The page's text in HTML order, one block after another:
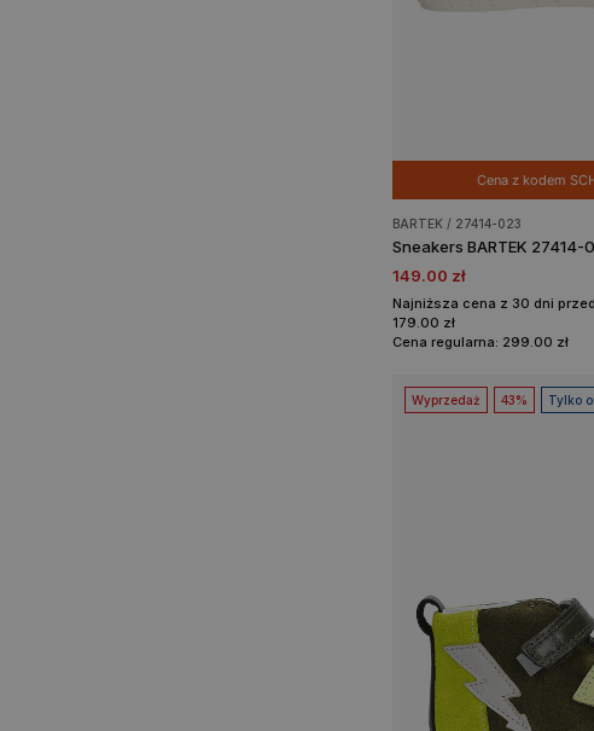
Cena z kodem
BARTEK / 27414-023
149.00 zł
Najniższa cena z 30 dni
179.00 zł
Cena regularna: 299.00 zł
Wyprzedaż 43% Tylko